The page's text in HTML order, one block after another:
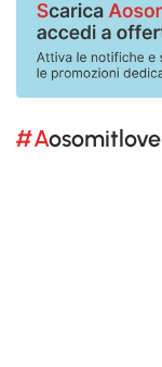
#Aosomitlove